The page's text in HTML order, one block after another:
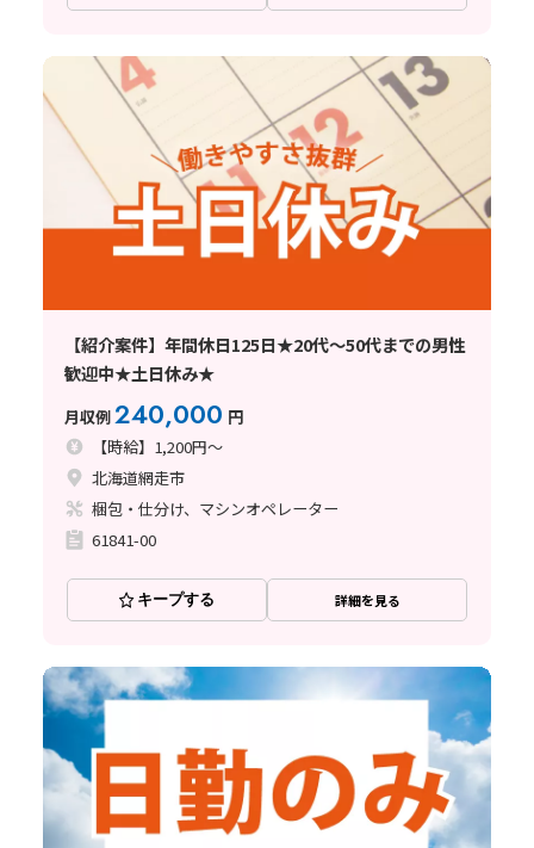
【紹介案件】年間休日125日★20代～50代までの男性
歓迎中★土日休み★
月収例240,000 円
【時給】1,200円～
北海道網走市
梱包・仕分け、マシンオペレーター
61841-00
キープする 詳細を見る